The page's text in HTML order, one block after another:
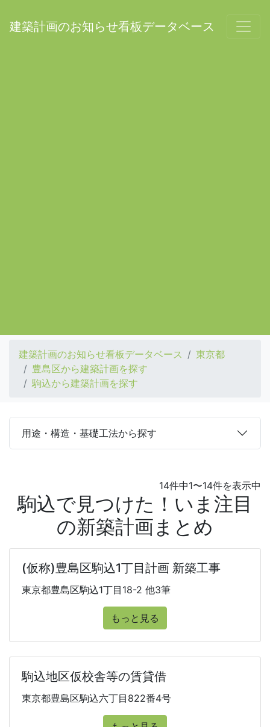
建築計画のお知らせ看板データベース
建築計画のお知らせ看板データベース
東京都
豊島区から建築計画を探す
駒込から建築計画を探す
用途・構造・基礎工法から探す
14件中1〜14件を表示中
駒込で見つけた！いま注目
の新築計画まとめ
(仮称)豊島区駒込1丁目計画 新築工事
東京都豊島区駒込1丁目18-2 他3筆
もっと見る
駒込地区仮校舎等の賃貸借
東京都豊島区駒込六丁目822番4号